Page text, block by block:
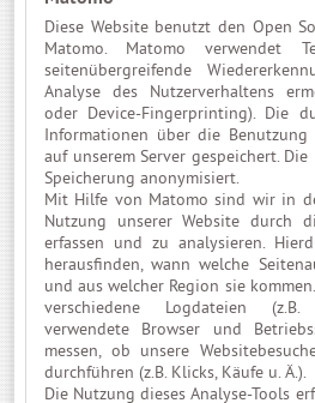
Diese Website benutzt den Open
Matomo. Matomo verwendet
seitenübergreifende
Analyse des Nutzerverhaltens
oder Device-Fingerprinting). Die
Informationen über die Benutzung
auf unserem Server gespeichert.
Speicherung anonymisiert.
Mit Hilfe von Matomo sind wir in
Nutzung unserer Website durch
erfassen und zu analysieren.
herausfinden, wann welche
und aus welcher Region sie
verschiedene Logdateien (z.B.
verwendete Browser und
messen, ob unsere
durchführen (z.B. Klicks, Käufe u. Ä.).
Die Nutzung dieses Analyse-Tools